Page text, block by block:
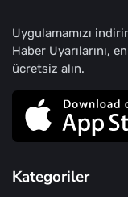
Uygulamamızı
Haber Uyarılarını,
ücretsiz alın.
Kategoriler